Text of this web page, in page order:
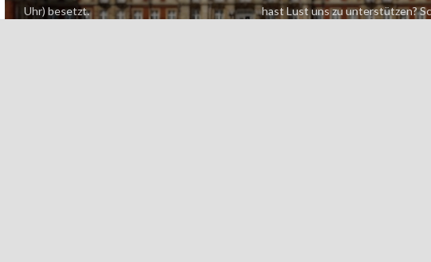
Uhr) besetzt.
hast Lust uns zu unterstützen?